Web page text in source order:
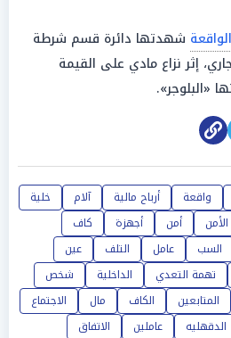
الواقعة شهدتها دائرة قسم شرطة
إثر نزاع مادي على القيمة
«البلوجر».
واقعة أرباح مالية آلام
خلية
أمن أجهزة
كاف
السب عامل التلف
عين
تهمة التعدي الداخلية
شخص
المتابعين الكاف مال
الاجتماع
الدقهليه عاملين
الاتفاق